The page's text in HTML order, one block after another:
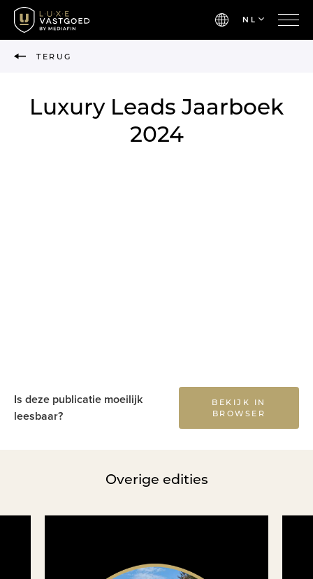
NL
TERUG
Luxury Leads Jaarboek
2024
Is deze publicatie moeilijk
leesbaar?
BEKIJK IN
BROWSER
Overige edities